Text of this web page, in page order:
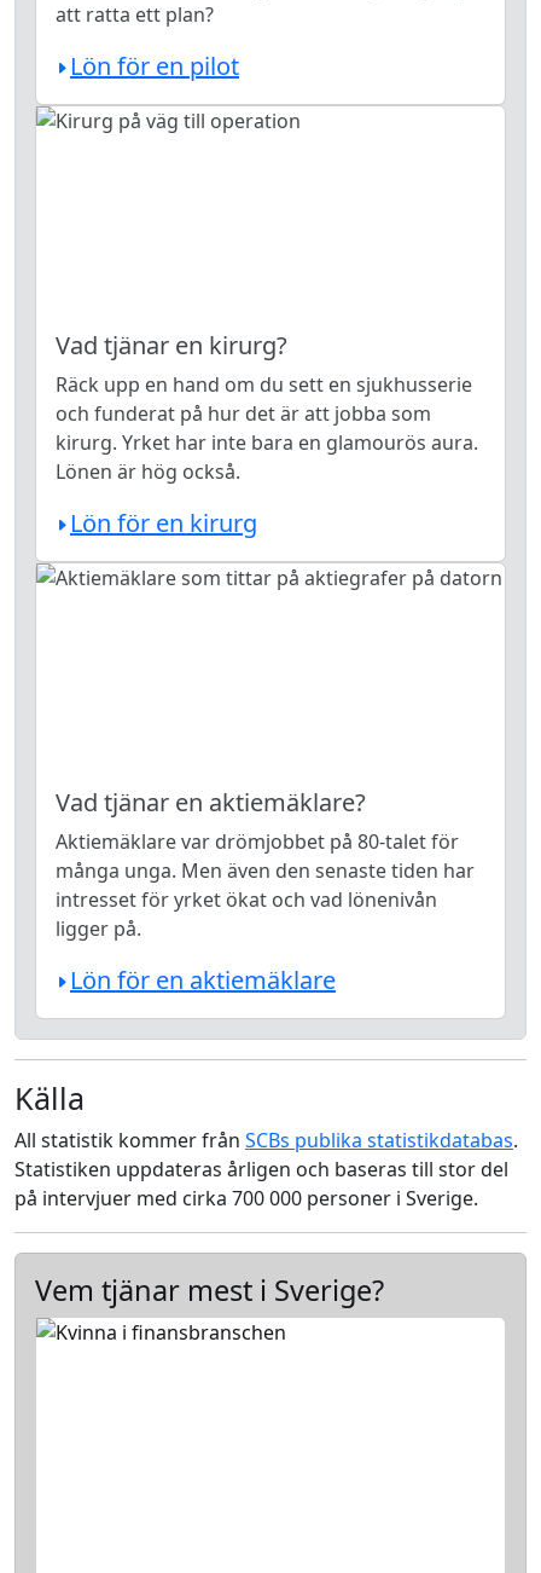
att ratta ett plan?
Lön för en pilot
Vad tjänar en kirurg?
Räck upp en hand om du sett en sjukhusserie
och funderat på hur det är att jobba som
kirurg. Yrket har inte bara en glamourös aura.
Lönen är hög också.
Lön för en kirurg
Vad tjänar en aktiemäklare?
Aktiemäklare var drömjobbet på 80-talet för
många unga. Men även den senaste tiden har
intresset för yrket ökat och vad lönenivån
ligger på.
Lön för en aktiemäklare
Källa
All statistik kommer från SCBs publika statistikdatabas.
Statistiken uppdateras årligen och baseras till stor del
på intervjuer med cirka 700 000 personer i Sverige.
Vem tjänar mest i Sverige?